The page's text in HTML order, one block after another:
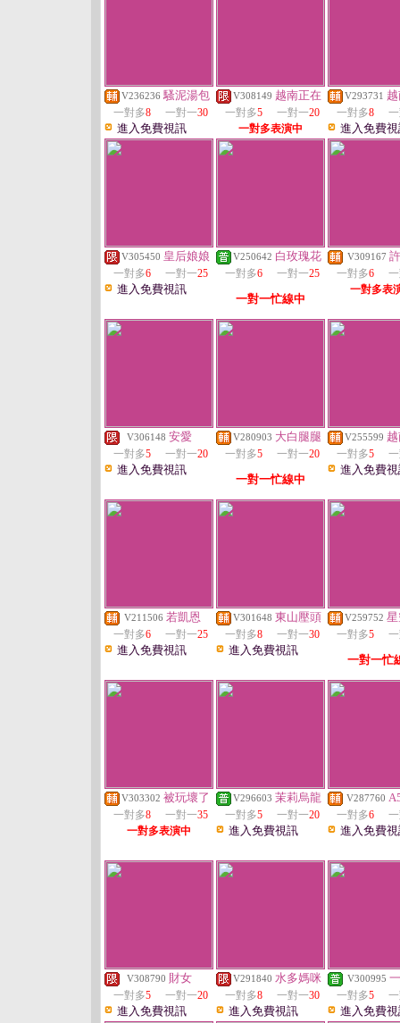
V236236 騷泥湯包
一對多8 一對一30
進入免費視訊
V308149 越南正在
一對多5 一對一20
一對多表演中
V293731
一對多8
進入免費
V305450 皇后娘娘
一對多6 一對一25
進入免費視訊
V250642 白玫瑰花
一對多6 一對一25
一對一忙線中
V309167
一對多6
一對多表
V306148 安愛
一對多5 一對一20
進入免費視訊
V280903 大白腿腿
一對多5 一對一20
一對一忙線中
V255599
一對多5
進入免費
V211506 若凱恩
一對多6 一對一25
進入免費視訊
V301648 東山壓頭
一對多8 一對一30
進入免費視訊
V259752
一對多5
一對一忙
V303302 被玩壞了
一對多8 一對一35
一對多表演中
V296603 茉莉烏龍
一對多5 一對一20
進入免費視訊
V287760
一對多6
進入免費
V308790 財女
一對多5 一對一20
進入免費視訊
V291840 水多媽咪
一對多8 一對一30
進入免費視訊
V300995
一對多5
進入免費